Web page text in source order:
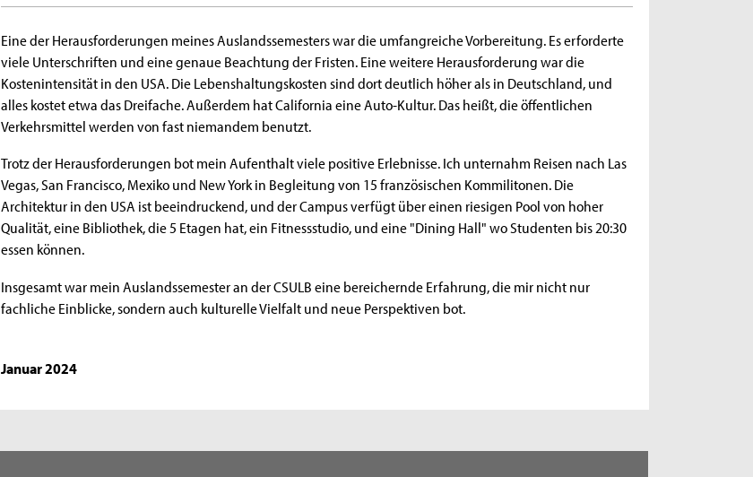
Eine der Herausforderungen meines Auslandssemesters war die umfangreiche Vorbereitung. Es erforderte
viele Unterschriften und eine genaue Beachtung der Fristen. Eine weitere Herausforderung war die
Kostenintensität in den USA. Die Lebenshaltungskosten sind dort deutlich höher als in Deutschland, und
alles kostet etwa das Dreifache. Außerdem hat California eine Auto-Kultur. Das heißt, die öffentlichen
Verkehrsmittel werden von fast niemandem benutzt.
Trotz der Herausforderungen bot mein Aufenthalt viele positive Erlebnisse. Ich unternahm Reisen nach Las
Vegas, San Francisco, Mexiko und New York in Begleitung von 15 französischen Kommilitonen. Die
Architektur in den USA ist beeindruckend, und der Campus verfügt über einen riesigen Pool von hoher
Qualität, eine Bibliothek, die 5 Etagen hat, ein Fitnessstudio, und eine "Dining Hall" wo Studenten bis 20:30
essen können.
Insgesamt war mein Auslandssemester an der CSULB eine bereichernde Erfahrung, die mir nicht nur
fachliche Einblicke, sondern auch kulturelle Vielfalt und neue Perspektiven bot.
Januar 2024